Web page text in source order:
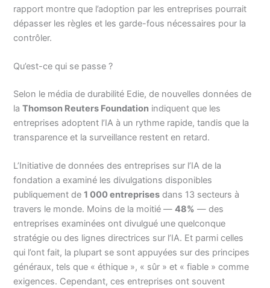
rapport montre que l’adoption par les entreprises pourrait
dépasser les règles et les garde-fous nécessaires pour la
contrôler.
Qu’est-ce qui se passe ?
Selon le média de durabilité Edie, de nouvelles données de
laThomson Reuters Foundation indiquent que les
entreprises adoptent l’IA à un rythme rapide, tandis que la
transparence et la surveillance restent en retard.
L’Initiative de données des entreprises sur l’IA de la
fondation a examiné les divulgations disponibles
publiquement de1 000 entreprises dans 13 secteurs à
travers le monde. Moins de la moitié —48% — des
entreprises examinées ont divulgué une quelconque
stratégie ou des lignes directrices sur l’IA. Et parmi celles
qui l’ont fait, la plupart se sont appuyées sur des principes
généraux, tels que « éthique », « sûr » et « fiable » comme
exigences. Cependant, ces entreprises ont souvent